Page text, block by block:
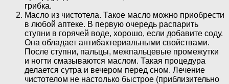
грибка.
Масло из чистотела. Такое масло можно приобрести
в любой аптеке. В первую очередь распарить
ступни в горячей воде, хорошо, если добавите соду.
Она обладает антибактериальными свойствами.
После ступни, пальцы, межпальцевые промежутки
и ногти смазываются маслом. Такая процедура
делается сутра и вечером перед сном. Лечение
чистотелом не настолько быстрое (приблизительно